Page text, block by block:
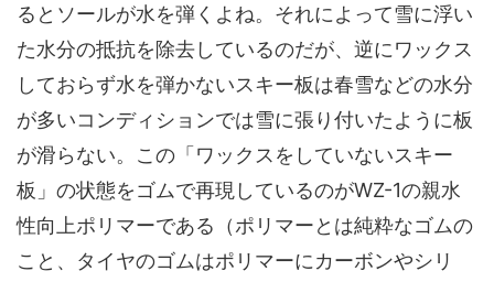
るとソールが水を弾くよね。それによって雪に浮い
た水分の抵抗を除去しているのだが、逆にワックス
しておらず水を弾かないスキー板は春雪などの水分
が多いコンディションでは雪に張り付いたように板
が滑らない。この「ワックスをしていないスキー
板」の状態をゴムで再現しているのがWZ-1の親水
性向上ポリマーである（ポリマーとは純粋なゴムの
こと、タイヤのゴムはポリマーにカーボンやシリ